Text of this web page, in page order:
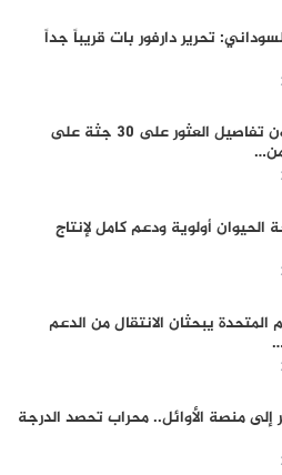
تحرير دارفور بات قريباً جداً
شهود يكشفون تفاصيل العثور على 30 جثة على
الحيوان أولوية ودعم كامل لإنتاج
المتحدة يبحثان الانتقال من الدعم
منصة الأوائل.. محراب تحصد الدرجة